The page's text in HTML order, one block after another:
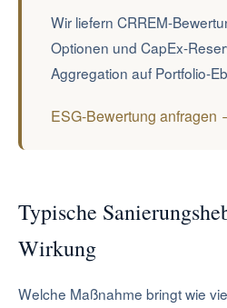
Wir liefern CRREM-
Optionen und CapEx-
Aggregation auf Portfolio-
ESG-Bewertung anfragen
Typische
Wirkung
Welche Maßnahme bringt wie